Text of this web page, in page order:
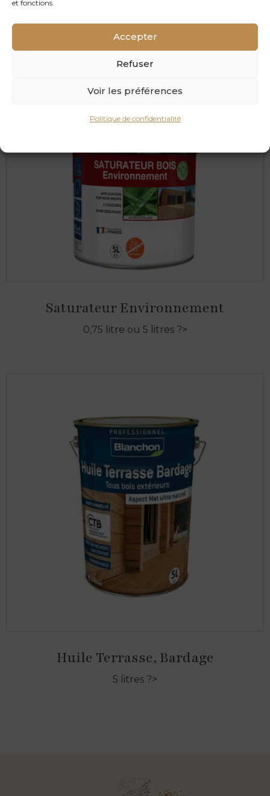
et fonctions.
Accepter
Refuser
Voir les préférences
Politique de confidentialité
Nettoyant Terrasse
Saturateur Environnement
0,75 litre ou 5 litres ?>
Huile Terrasse, Bardage
5 litres ?>